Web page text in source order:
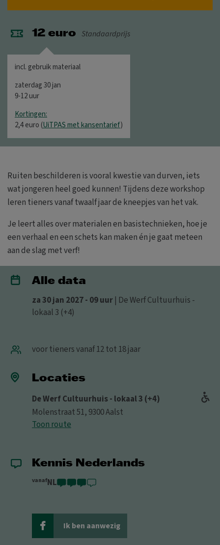
Ruiten beschilderen is vooral kwestie van durven, iets
wat jongeren heel goed kunnen! Tijdens deze workshop
leren tieners vanaf twaalf jaar de kneepjes van het vak.
Je leert alles over materialen en basistechnieken, hoe je
een verhaal en een schets kan maken én je gaat meteen
aan de slag met verf!
Alle data
za 30 jan 2027 - 09 uur | De Werf Cultuurhuis -
lokaal 3 (+4)
voor tieners vanaf 12 tot 18 jaar
Locaties
De Werf Cultuurhuis - lokaal 3 (+4)
Molenstraat 51, 9300 Aalst
Toon route
Kennis Nederlands
vanafNL
Ik ben aanwezig
12 euro Standaardprijs
incl. gebruik materiaal
zaterdag 30 jan
9-12 uur
Kortingen:
2,4 euro (UiTPAS met kansentarief)